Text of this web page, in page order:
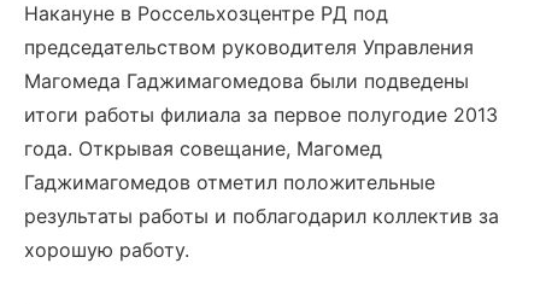
Накануне в Россельхозцентре РД под
председательством руководителя Управления
Магомеда Гаджимагомедова были подведены
итоги работы филиала за первое полугодие 2013
года. Открывая совещание, Магомед
Гаджимагомедов отметил положительные
результаты работы и поблагодарил коллектив за
хорошую работу.